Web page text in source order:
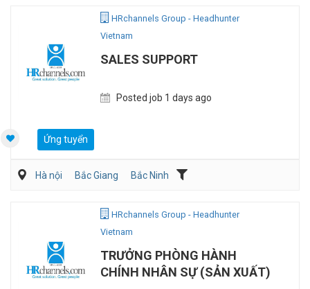
HRchannels Group - Headhunter
Vietnam
SALES SUPPORT
Posted job 1 days ago
Ứng tuyển
Hà nội Bắc Giang
Bắc Ninh
HRchannels Group - Headhunter
Vietnam
TRƯỞNG PHÒNG HÀNH
CHÍNH NHÂN SỰ (SẢN XUẤT)